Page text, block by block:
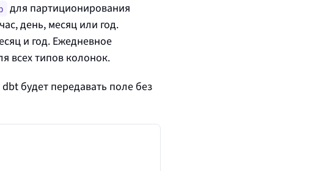
для партиционирования
день, месяц или год.
и год. Ежедневное
всех типов колонок.
dbt будет передавать поле без